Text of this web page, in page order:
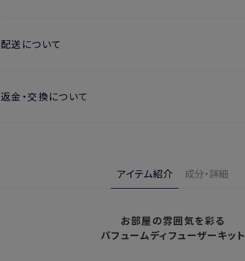
配送について
注文後、お届けまでにかかる日数の目安
返金・交換について
からご確認ください。
入の場合、購入日の翌日から7日間
アイテム紹介 成分・詳細
お部屋の雰囲気を彩る
パフュームディフューザーキット